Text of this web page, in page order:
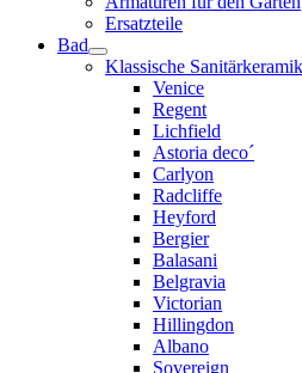
Ersatzteile
Bad
Klassische Sanitärkeramik
Venice
Regent
Lichfield
Astoria deco´
Carlyon
Radcliffe
Heyford
Bergier
Balasani
Belgravia
Victorian
Hillingdon
Albano
Sovereign